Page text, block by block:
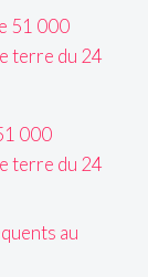
000
terre du 24